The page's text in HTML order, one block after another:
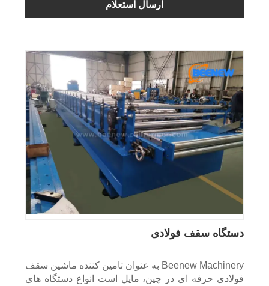
ارسال استعلام
دستگاه سقف فولادی
Beenew Machinery به عنوان تامین کننده ماشین سقف
فولادی حرفه ای در چین، مایل است انواع دستگاه های